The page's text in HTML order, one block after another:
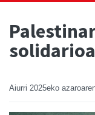
Aiurri 2025eko